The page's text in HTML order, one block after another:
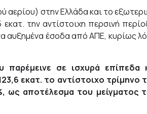
αερίου) στην Ελλάδα και το
την αντίστοιχη περσινή
αυξημένα έσοδα από ΑΠΕ, κυρίως
παρέμεινε σε ισχυρά επίπεδα
εκατ. το αντίστοιχο τρίμηνο
ως αποτέλεσμα του μείγματος